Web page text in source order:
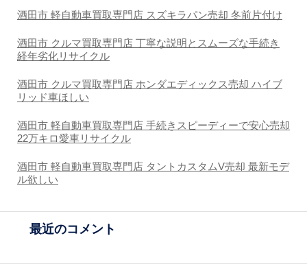
酒田市 軽自動車買取専門店 スズキラパン売却 冬前片付け
酒田市 クルマ買取専門店 丁寧な説明とスムーズな手続き
経年劣化リサイクル
酒田市 クルマ買取専門店 ホンダエディックス売却 ハイブ
リッド車ほしい
酒田市 軽自動車買取専門店 手続きスピーディーで安心売却
22万キロ愛車リサイクル
酒田市 軽自動車買取専門店 タントカスタムV売却 最新モデ
ル欲しい
最近のコメント